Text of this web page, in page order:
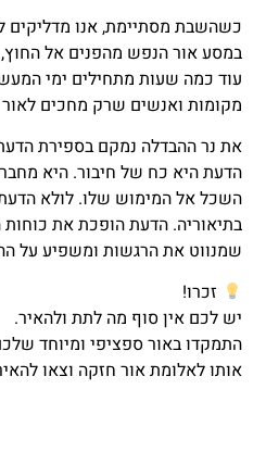
כשהשבת מסתיימת, אנו מדליקים
במסע אור הנפש מהפנים אל
עוד כמה שעות מתחילים ימי
מקומות ואנשים שרק מחכים
את נר ההבדלה נמקם בספירת
הדעת היא כח של חיבור. היא
השכל אל המימוש שלו. לולא
בתיאוריה. הדעת הופכת את
שמנווט את הרגשות ומשפיע על
זכרו!
יש לכם אין סוף מה לתת ולהאיר.
התמקדו באור ספציפי ומיוחד
אותו לאלומת אור חזקה וצאו